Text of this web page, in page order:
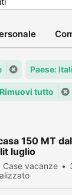
Paese:
Rimuovi tutto
150 MT
luglio
Case vacanze